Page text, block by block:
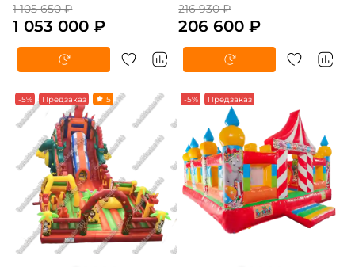
1 105 650 ₽
1 053 000 ₽
216 930 ₽
206 600 ₽
-5% Предзаказ 5 -5% Предзаказ